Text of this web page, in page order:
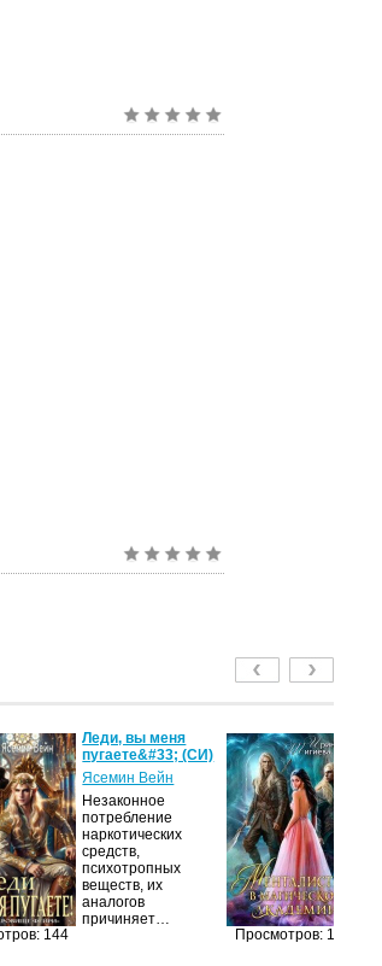
144
Леди, вы меня
пугаете&#33; (СИ)
Ясемин Вейн
Незаконное
потребление
наркотических
средств,
психотропных
веществ, их
аналогов
причиняет…
Просмотров: 139